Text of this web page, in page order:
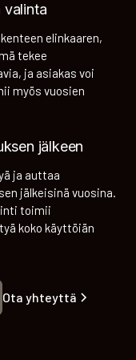
valinta
elinkaaren,
tekee
ja asiakas voi
myös vuosien
jälkeen
ja auttaa
jälkeisinä vuosina.
toimii
koko käyttöiän
Ota yhteyttä